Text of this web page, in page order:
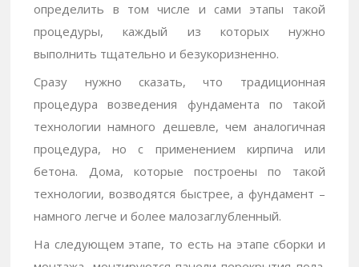
определить в том числе и сами этапы такой
процедуры, каждый из которых нужно
выполнить тщательно и безукоризненно.
Сразу нужно сказать, что традиционная
процедура возведения фундамента по такой
технологии намного дешевле, чем аналогичная
процедура, но с применением кирпича или
бетона. Дома, которые построены по такой
технологии, возводятся быстрее, а фундамент –
намного легче и более малозаглубленный.
На следующем этапе, то есть на этапе сборки и